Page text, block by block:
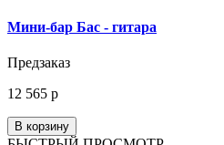
Мини-бар Бас - гитара
Предзаказ
12 565 р
В корзину